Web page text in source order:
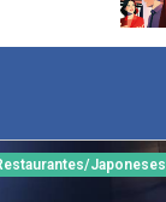
Japoneses